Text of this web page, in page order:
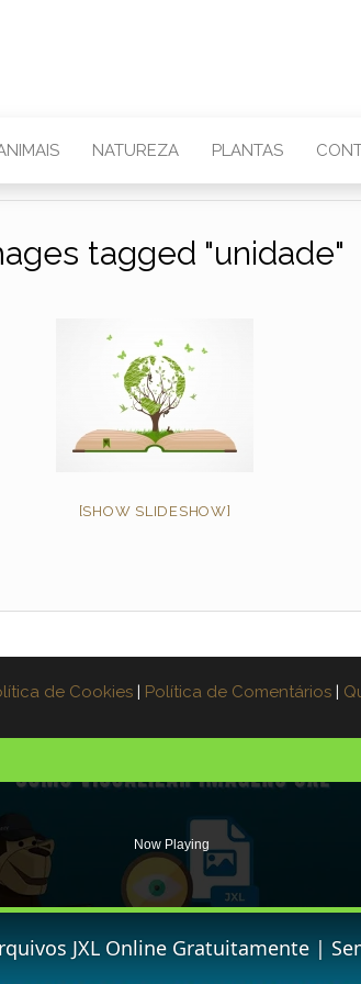
NATUREZA PLANTAS
tagged "unidade"
[SHOW SLIDESHOW]
de Cookies | Política de Comentários |
Now Playing
Online Gratuitamente | Sem Necessidade De